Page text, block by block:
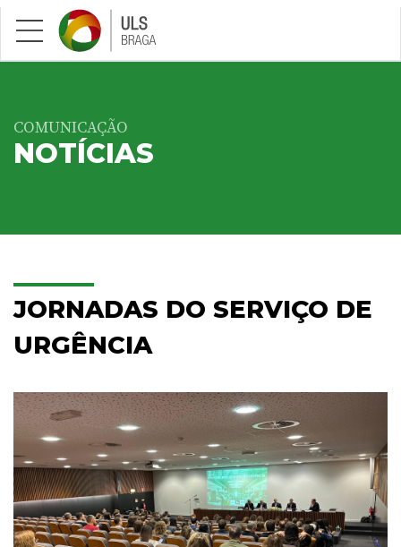
Saltar para conteúdo principal
COMUNICAÇÃO
NOTÍCIAS
JORNADAS DO SERVIÇO DE
URGÊNCIA